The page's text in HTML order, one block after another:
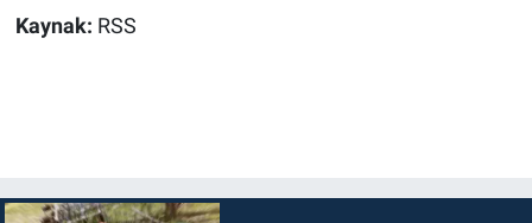
Kaynak: RSS